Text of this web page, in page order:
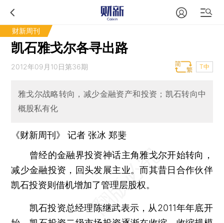
财新周刊
凯石雅戈尔各寻出路
2012年09月10日第36期 T中
雅戈尔战略转向，减少金融资产和投资；凯石转向中
概股私有化
《财新周刊》 记者张冰 郑斐
曾经的金融界投资神话主角雅戈尔开始转向，
减少金融投资，回头发展主业。而其昔日合作伙伴
凯石投资则借机增加了管理层股权。
凯石投资总经理陈继武表示，从2011年年底开